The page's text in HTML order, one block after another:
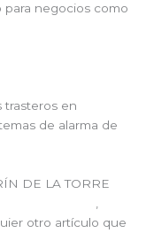
negocios como
trasteros en
de alarma de
DE LA TORRE
otro artículo que